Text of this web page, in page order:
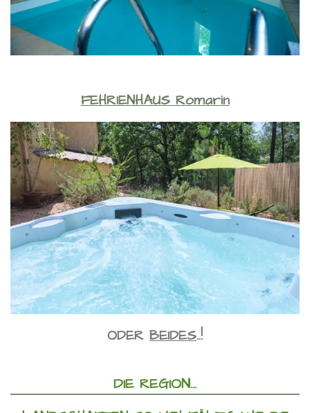
FEHRIENHAUS Romarin
ODER BEIDES..!
DIE REGION...